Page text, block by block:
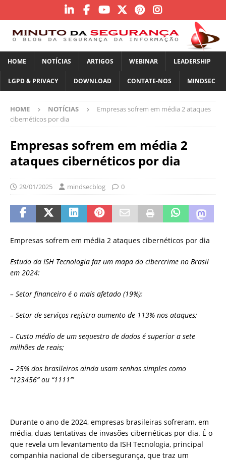
HOME NOTÍCIAS ARTIGOS WEBINAR LEADERSHIP
LGPD & PRIVACY DOWNLOAD CONTATE-NOS MINDSEC
HOME NOTÍCIAS
Empresas sofrem em média 2 ataques
cibernéticos por dia
Empresas sofrem em média 2
ataques cibernéticos por dia
29/01/2025 mindsecblog 0
Empresas sofrem em média 2 ataques cibernéticos por dia
Estudo da ISH Tecnologia faz um mapa do cibercrime no Brasil
em 2024:
– Setor financeiro é o mais afetado (19%);
– Setor de serviços registra aumento de 113% nos ataques;
– Custo médio de um sequestro de dados é superior a sete
milhões de reais;
– 25% dos brasileiros ainda usam senhas simples como
“123456” ou “1111’”
Durante o ano de 2024, empresas brasileiras sofreram, em
média, duas tentativas de invasões cibernéticas por dia. É o
que revela um levantamento da ISH Tecnologia, principal
companhia nacional de cibersegurança, que traz um